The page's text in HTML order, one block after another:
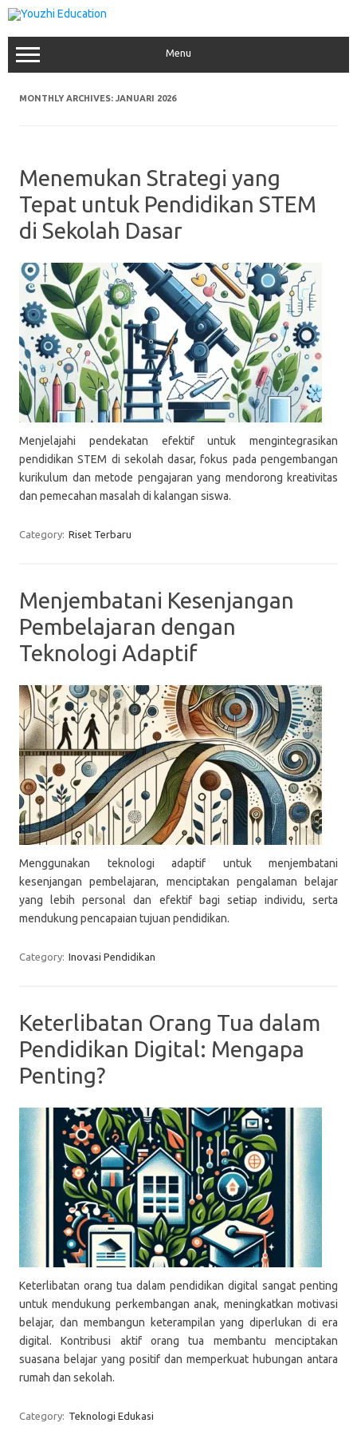
Skip
to
content
Menu
MONTHLY ARCHIVES: JANUARI 2026
Menemukan Strategi yang
Tepat untuk Pendidikan STEM
di Sekolah Dasar
Menjelajahi pendekatan efektif untuk mengintegrasikan
pendidikan STEM di sekolah dasar, fokus pada pengembangan
kurikulum dan metode pengajaran yang mendorong kreativitas
dan pemecahan masalah di kalangan siswa.
Category: Riset Terbaru
Menjembatani Kesenjangan
Pembelajaran dengan
Teknologi Adaptif
Menggunakan teknologi adaptif untuk menjembatani
kesenjangan pembelajaran, menciptakan pengalaman belajar
yang lebih personal dan efektif bagi setiap individu, serta
mendukung pencapaian tujuan pendidikan.
Category: Inovasi Pendidikan
Keterlibatan Orang Tua dalam
Pendidikan Digital: Mengapa
Penting?
Keterlibatan orang tua dalam pendidikan digital sangat penting
untuk mendukung perkembangan anak, meningkatkan motivasi
belajar, dan membangun keterampilan yang diperlukan di era
digital. Kontribusi aktif orang tua membantu menciptakan
suasana belajar yang positif dan memperkuat hubungan antara
rumah dan sekolah.
Category: Teknologi Edukasi